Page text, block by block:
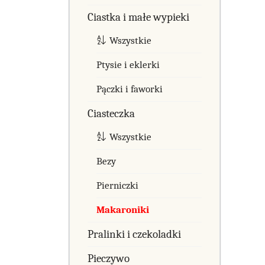
Ciastka i małe wypieki
Wszystkie
Ptysie i eklerki
Pączki i faworki
Ciasteczka
Wszystkie
Bezy
Pierniczki
Makaroniki
Pralinki i czekoladki
Pieczywo